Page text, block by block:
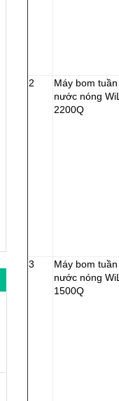
2
Máy bom
nước nóng
2200Q
3
Máy bom
nước nóng
1500Q